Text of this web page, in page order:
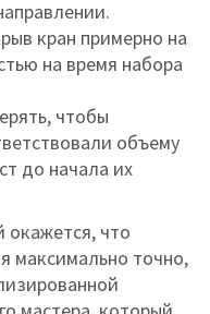
кран примерно на
на время набора
чтобы
объему
до начала их
окажется, что
максимально точно,